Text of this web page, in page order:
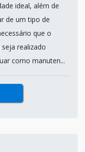
ideal, além de
de um tipo de
que o
realizado
como manuten...